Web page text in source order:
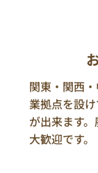
関東・関西
業拠点を設
が出来ます
大歓迎です。